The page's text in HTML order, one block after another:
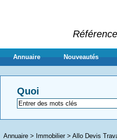
Annuaire Nouveautés
Quoi
Annuaire > Immobilier> Allo Devis